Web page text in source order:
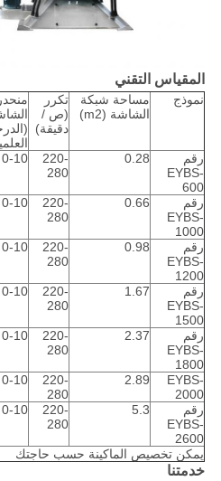
المقياس التقني
نموذج
مساحة شبكة
الشاشة (m2)
تكرر
(ص /
دقيقة)
منحدر
رقم
EYBS-
600
0.28
220-
280
0-10
رقم
EYBS-
1000
0.66
220-
280
0-10
رقم
EYBS-
1200
0.98
220-
280
0-10
رقم
EYBS-
1500
1.67
220-
280
0-10
رقم
EYBS-
1800
2.37
220-
280
0-10
EYBS-
2000
2.89
220-
280
0-10
رقم
EYBS-
2600
5.3
220-
280
0-10
يمكن تخصيص الماكينة حسب حاجتك
خدمتنا